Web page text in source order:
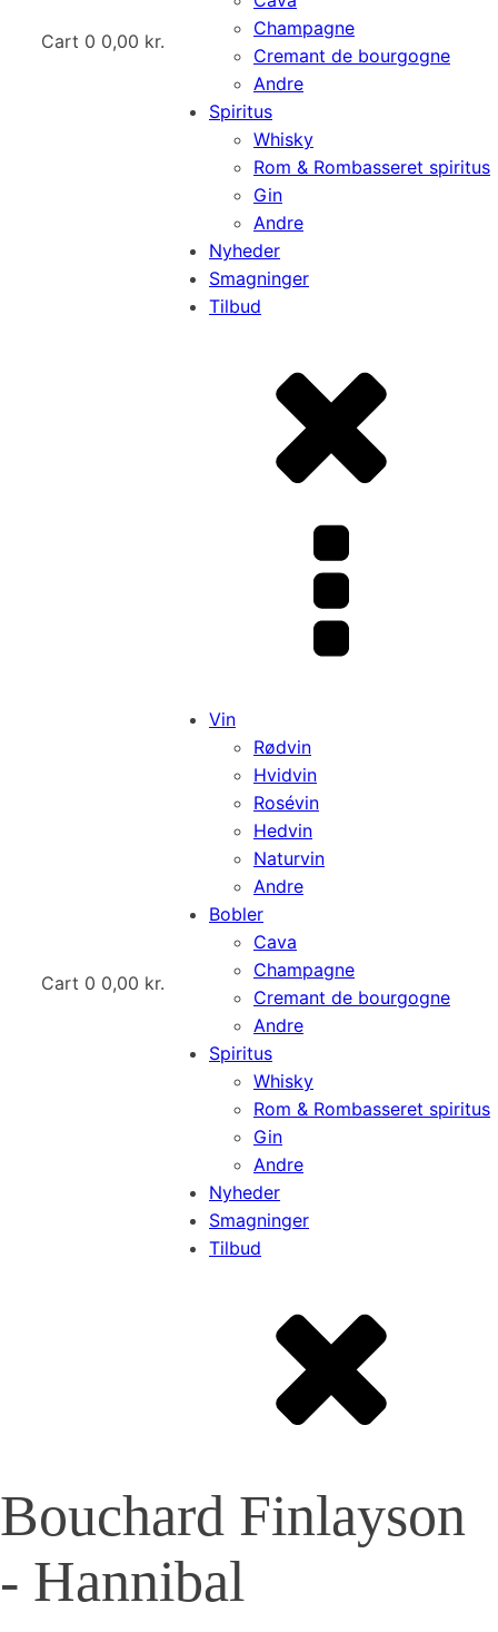
Cart 0 0,00 kr.
Champagne
Cremant de bourgogne
Andre
Spiritus
Whisky
Rom & Rombasseret spiritus
Gin
Andre
Nyheder
Smagninger
Tilbud
Cart 0 0,00 kr.
Vin
Rødvin
Hvidvin
Rosévin
Hedvin
Naturvin
Andre
Bobler
Cava
Champagne
Cremant de bourgogne
Andre
Spiritus
Whisky
Rom & Rombasseret spiritus
Gin
Andre
Nyheder
Smagninger
Tilbud
Bouchard Finlayson
- Hannibal